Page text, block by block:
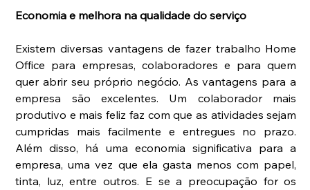
Economia e melhora na qualidade do serviço
Existem diversas vantagens de fazer trabalho Home
Office para empresas, colaboradores e para quem
quer abrir seu próprio negócio. As vantagens para a
empresa são excelentes. Um colaborador mais
produtivo e mais feliz faz com que as atividades sejam
cumpridas mais facilmente e entregues no prazo.
Além disso, há uma economia significativa para a
empresa, uma vez que ela gasta menos com papel,
tinta, luz, entre outros. E se a preocupação for os